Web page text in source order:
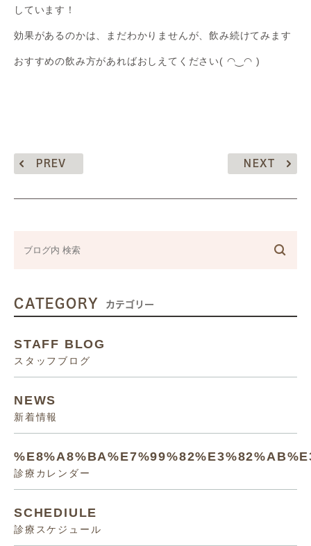
しています！
効果があるのかは、まだわかりませんが、飲み続けてみます
おすすめの飲み方があればおしえてください( ◠‿◠ )
PREV NEXT
CATEGORY カテゴリー
STAFF BLOG
スタッフブログ
NEWS
新着情報
診療カレンダー
SCHEDIULE
診療スケジュール